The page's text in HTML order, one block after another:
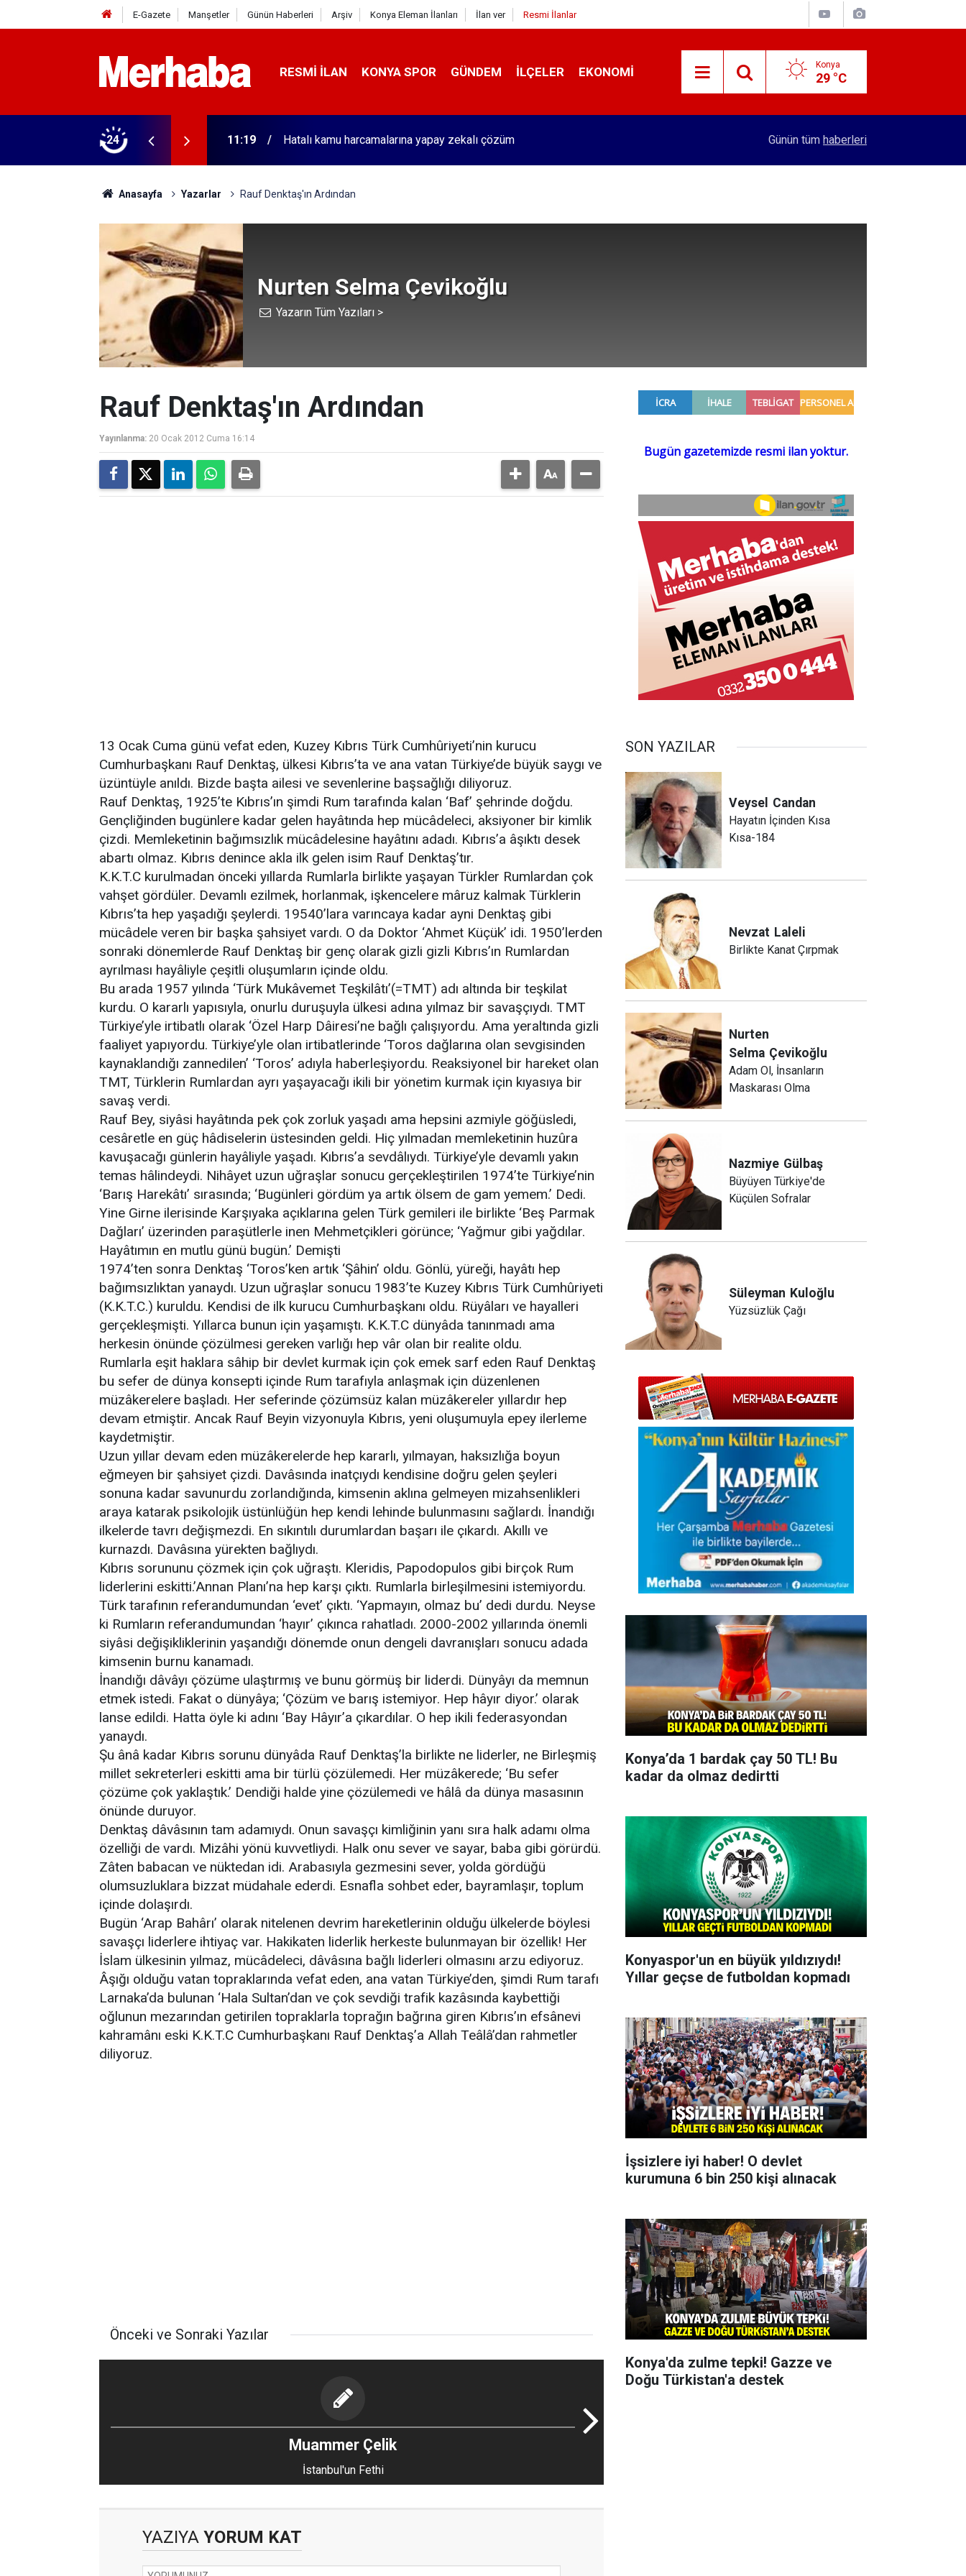
E-Gazete Manşetler Günün Haberleri Arşiv Konya Eleman İlanları İlan ver Resmi İlanlar
RESMI İLAN KONYA SPOR GÜNDEM İLÇELER EKONOMI Konya
29 °C
24
kadar da olmaz dedirtti 11:19 Hatalı kamu harcamalarına yapay zekalı çözüm Ersin, Konya'da anma etkinliklerine katıldı
Günün tüm haberleri
Anasayfa Yazarlar Rauf Denktaş'ın Ardından
Nurten Selma Çevikoğlu
Yazarın Tüm Yazıları >
Rauf Denktaş'ın Ardından
Yayınlanma: 20 Ocak 2012 Cuma 16:14
13 Ocak Cuma günü vefat eden, Kuzey Kıbrıs Türk Cumhûriyeti’nin kurucu
Cumhurbaşkanı Rauf Denktaş, ülkesi Kıbrıs’ta ve ana vatan Türkiye’de büyük saygı ve
üzüntüyle anıldı. Bizde başta ailesi ve sevenlerine başsağlığı diliyoruz.
Rauf Denktaş, 1925’te Kıbrıs’ın şimdi Rum tarafında kalan ‘Baf’ şehrinde doğdu.
Gençliğinden bugünlere kadar gelen hayâtında hep mücâdeleci, aksiyoner bir kimlik
çizdi. Memleketinin bağımsızlık mücâdelesine hayâtını adadı. Kıbrıs’a âşıktı desek
abartı olmaz. Kıbrıs denince akla ilk gelen isim Rauf Denktaş’tır.
K.K.T.C kurulmadan önceki yıllarda Rumlarla birlikte yaşayan Türkler Rumlardan çok
vahşet gördüler. Devamlı ezilmek, horlanmak, işkencelere mâruz kalmak Türklerin
Kıbrıs’ta hep yaşadığı şeylerdi. 19540’lara varıncaya kadar ayni Denktaş gibi
mücâdele veren bir başka şahsiyet vardı. O da Doktor ‘Ahmet Küçük’ idi. 1950’lerden
sonraki dönemlerde Rauf Denktaş bir genç olarak gizli gizli Kıbrıs’ın Rumlardan
ayrılması hayâliyle çeşitli oluşumların içinde oldu.
Bu arada 1957 yılında ‘Türk Mukâvemet Teşkilâtı’(=TMT) adı altında bir teşkilat
kurdu. O kararlı yapısıyla, onurlu duruşuyla ülkesi adına yılmaz bir savaşçıydı. TMT
Türkiye’yle irtibatlı olarak ‘Özel Harp Dâiresi’ne bağlı çalışıyordu. Ama yeraltında gizli
faaliyet yapıyordu. Türkiye’yle olan irtibatlerinde ‘Toros dağlarına olan sevgisinden
kaynaklandığı zannedilen’ ‘Toros’ adıyla haberleşiyordu. Reaksiyonel bir hareket olan
TMT, Türklerin Rumlardan ayrı yaşayacağı ikili bir yönetim kurmak için kıyasıya bir
savaş verdi.
Rauf Bey, siyâsi hayâtında pek çok zorluk yaşadı ama hepsini azmiyle göğüsledi,
cesâretle en güç hâdiselerin üstesinden geldi. Hiç yılmadan memleketinin huzûra
kavuşacağı günlerin hayâliyle yaşadı. Kıbrıs’a sevdâlıydı. Türkiye’yle devamlı yakın
temas hâlindeydi. Nihâyet uzun uğraşlar sonucu gerçekleştirilen 1974’te Türkiye’nin
‘Barış Harekâtı’ sırasında; ‘Bugünleri gördüm ya artık ölsem de gam yemem.’ Dedi.
Yine Girne ilerisinde Karşıyaka açıklarına gelen Türk gemileri ile birlikte ‘Beş Parmak
Dağları’ üzerinden paraşütlerle inen Mehmetçikleri görünce; ‘Yağmur gibi yağdılar.
Hayâtımın en mutlu günü bugün.’ Demişti
1974’ten sonra Denktaş ‘Toros’ken artık ‘Şâhin’ oldu. Gönlü, yüreği, hayâtı hep
bağımsızlıktan yanaydı. Uzun uğraşlar sonucu 1983’te Kuzey Kıbrıs Türk Cumhûriyeti
(K.K.T.C.) kuruldu. Kendisi de ilk kurucu Cumhurbaşkanı oldu. Rüyâları ve hayalleri
gerçekleşmişti. Yıllarca bunun için yaşamıştı. K.K.T.C dünyâda tanınmadı ama
herkesin önünde çözülmesi gereken varlığı hep vâr olan bir realite oldu.
Rumlarla eşit haklara sâhip bir devlet kurmak için çok emek sarf eden Rauf Denktaş
bu sefer de dünya konsepti içinde Rum tarafıyla anlaşmak için düzenlenen
müzâkerelere başladı. Her seferinde çözümsüz kalan müzâkereler yıllardır hep
devam etmiştir. Ancak Rauf Beyin vizyonuyla Kıbrıs, yeni oluşumuyla epey ilerleme
kaydetmiştir.
Uzun yıllar devam eden müzâkerelerde hep kararlı, yılmayan, haksızlığa boyun
eğmeyen bir şahsiyet çizdi. Davâsında inatçıydı kendisine doğru gelen şeyleri
sonuna kadar savunurdu zorlandığında, kimsenin aklına gelmeyen mizahsenlikleri
araya katarak psikolojik üstünlüğün hep kendi lehinde bulunmasını sağlardı. İnandığı
ilkelerde tavrı değişmezdi. En sıkıntılı durumlardan başarı ile çıkardı. Akıllı ve
kurnazdı. Davâsına yürekten bağlıydı.
Kıbrıs sorununu çözmek için çok uğraştı. Kleridis, Papodopulos gibi birçok Rum
liderlerini eskitti.’Annan Planı’na hep karşı çıktı. Rumlarla birleşilmesini istemiyordu.
Türk tarafının referandumundan ‘evet’ çıktı. ‘Yapmayın, olmaz bu’ dedi durdu. Neyse
ki Rumların referandumundan ‘hayır’ çıkınca rahatladı. 2000-2002 yıllarında önemli
siyâsi değişikliklerinin yaşandığı dönemde onun dengeli davranışları sonucu adada
kimsenin burnu kanamadı.
İnandığı dâvâyı çözüme ulaştırmış ve bunu görmüş bir liderdi. Dünyâyı da memnun
etmek istedi. Fakat o dünyâya; ‘Çözüm ve barış istemiyor. Hep hâyır diyor.’ olarak
lanse edildi. Hatta öyle ki adını ‘Bay Hâyır’a çıkardılar. O hep ikili federasyondan
yanaydı.
Şu ânâ kadar Kıbrıs sorunu dünyâda Rauf Denktaş’la birlikte ne liderler, ne Birleşmiş
millet sekreterleri eskitti ama bir türlü çözülemedi. Her müzâkerede; ‘Bu sefer
çözüme çok yaklaştık.’ Dendiği halde yine çözülemedi ve hâlâ da dünya masasının
önünde duruyor.
Denktaş dâvâsının tam adamıydı. Onun savaşçı kimliğinin yanı sıra halk adamı olma
özelliği de vardı. Mizâhi yönü kuvvetliydi. Halk onu sever ve sayar, baba gibi görürdü.
Zâten babacan ve nüktedan idi. Arabasıyla gezmesini sever, yolda gördüğü
olumsuzluklara bizzat müdahale ederdi. Esnafla sohbet eder, bayramlaşır, toplum
içinde dolaşırdı.
Bugün ‘Arap Bahârı’ olarak nitelenen devrim hareketlerinin olduğu ülkelerde böylesi
savaşçı liderlere ihtiyaç var. Hakikaten liderlik herkeste bulunmayan bir özellik! Her
İslam ülkesinin yılmaz, mücâdeleci, dâvâsına bağlı liderleri olmasını arzu ediyoruz.
Âşığı olduğu vatan topraklarında vefat eden, ana vatan Türkiye’den, şimdi Rum tarafı
Larnaka’da bulunan ‘Hala Sultan’dan ve çok sevdiği trafik kazâsında kaybettiği
oğlunun mezarından getirilen topraklarla toprağın bağrına giren Kıbrıs’ın efsânevi
kahramânı eski K.K.T.C Cumhurbaşkanı Rauf Denktaş’a Allah Teâlâ’dan rahmetler
diliyoruz.
Önceki ve Sonraki Yazılar
Muammer Çelik
İstanbul'un Fethi
YAZIYA YORUM KAT
SON YAZILAR
Veysel Candan
Hayatın İçinden Kısa
Kısa-184
Nevzat Laleli
Birlikte Kanat Çırpmak
Nurten
Selma Çevikoğlu
Adam Ol, İnsanların
Maskarası Olma
Nazmiye Gülbaş
Büyüyen Türkiye'de
Küçülen Sofralar
Süleyman Kuloğlu
Yüzsüzlük Çağı
Konya’da 1 bardak çay 50 TL! Bu
kadar da olmaz dedirtti
Konyaspor'un en büyük yıldızıydı!
Yıllar geçse de futboldan kopmadı
İşsizlere iyi haber! O devlet
kurumuna 6 bin 250 kişi alınacak
Konya'da zulme tepki! Gazze ve
Doğu Türkistan'a destek